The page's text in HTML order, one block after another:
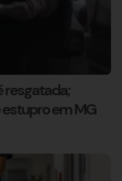
resgatada;
em MG